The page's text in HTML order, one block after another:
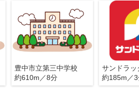
豊中市立第三中学校
約610m／8分
約185m／